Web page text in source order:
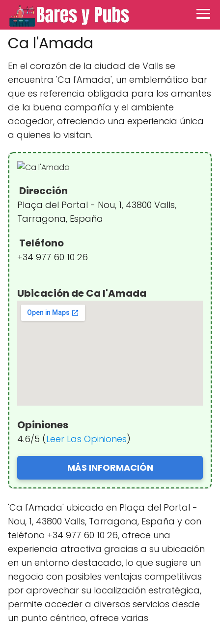
Ca l'Amada
En el corazón de la ciudad de Valls se
encuentra 'Ca l'Amada', un emblemático bar
que es referencia obligada para los amantes
de la buena compañía y el ambiente
acogedor, ofreciendo una experiencia única
a quienes lo visitan.
Dirección
Plaça del Portal - Nou, 1, 43800 Valls,
Tarragona, España
Teléfono
+34 977 60 10 26
Ubicación de Ca l'Amada
Opiniones
4.6/5 (Leer Las Opiniones)
MÁS INFORMACIÓN
'Ca l'Amada' ubicado en Plaça del Portal -
Nou, 1, 43800 Valls, Tarragona, España y con
teléfono +34 977 60 10 26, ofrece una
experiencia atractiva gracias a su ubicación
en un entorno destacado, lo que sugiere un
negocio con posibles ventajas competitivas
por aprovechar su localización estratégica,
permite acceder a diversos servicios desde
un punto céntrico, ofrece varias